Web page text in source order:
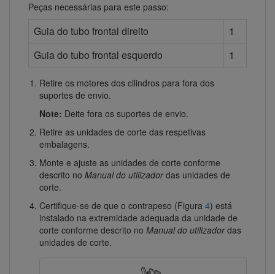
Peças necessárias para este passo:
Guia do tubo frontal direito
1
Guia do tubo frontal esquerdo
1
Retire os motores dos cilindros para fora dos
suportes de envio.
Note: Deite fora os suportes de envio.
Retire as unidades de corte das respetivas
embalagens.
Monte e ajuste as unidades de corte conforme
descrito no Manual do utilizadordas unidades de
corte.
Certifique-se de que o contrapeso (Figura 4) está
instalado na extremidade adequada da unidade de
corte conforme descrito no Manual do utilizadordas
unidades de corte.